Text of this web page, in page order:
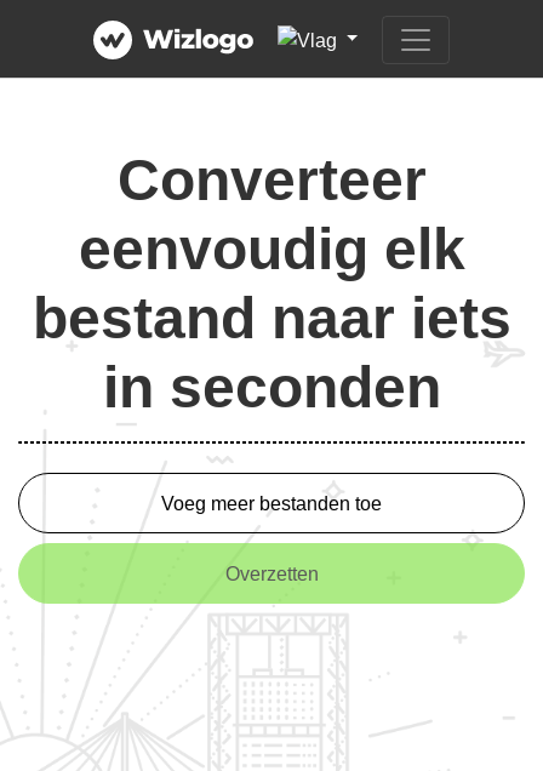
Converteer
eenvoudig elk
bestand naar iets
in seconden
Voeg meer bestanden toe
Overzetten